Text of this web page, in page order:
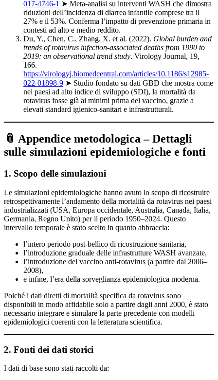
017-4746-1 ➤ Meta-analisi su interventi WASH che dimostra
riduzioni dell’incidenza di diarrea infantile comprese tra il
27% e il 53%. Conferma l’impatto di prevenzione primaria in
contesti ad alto e medio reddito.
Du, Y., Chen, C., Zhang, X. et al. (2022). Global burden and
trends of rotavirus infection-associated deaths from 1990 to
2019: an observational trend study. Virology Journal, 19,
166.
https://virologyj.biomedcentral.com/articles/10.1186/s12985-
022-01898-9 ➤ Studio fondato su dati GBD che mostra come
nei paesi ad alto indice di sviluppo (SDI), la mortalità da
rotavirus fosse già ai minimi prima del vaccino, grazie a
elevati standard igienico-sanitari e infrastrutturali.
📎 Appendice metodologica – Dettagli
sulle simulazioni epidemiologiche e fonti
1. Scopo delle simulazioni
Le simulazioni epidemiologiche hanno avuto lo scopo di ricostruire
retrospettivamente l’andamento della mortalità da rotavirus nei paesi
industrializzati (USA, Europa occidentale, Australia, Canada, Italia,
Germania, Regno Unito) per il periodo 1950–2024. Questo
intervallo temporale è stato scelto in quanto abbraccia:
l’intero periodo post-bellico di ricostruzione sanitaria,
l’introduzione graduale delle infrastrutture WASH avanzate,
l’introduzione del vaccino anti-rotavirus (a partire dal 2006–
2008),
e infine, l’era della sorveglianza epidemiologica moderna.
Poiché i dati diretti di mortalità specifica da rotavirus sono
disponibili in modo affidabile solo a partire dagli anni 2000, è stato
necessario integrare e simulare la parte precedente con modelli
epidemiologici coerenti con la letteratura scientifica.
2. Fonti dei dati storici
I dati di base sono stati raccolti da: